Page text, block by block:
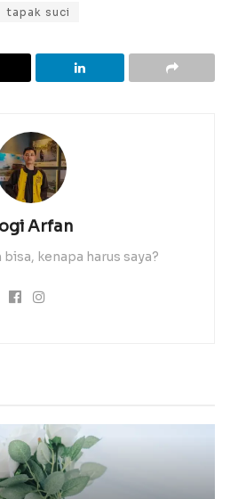
tapak suci
Arfan
bisa, kenapa harus saya?